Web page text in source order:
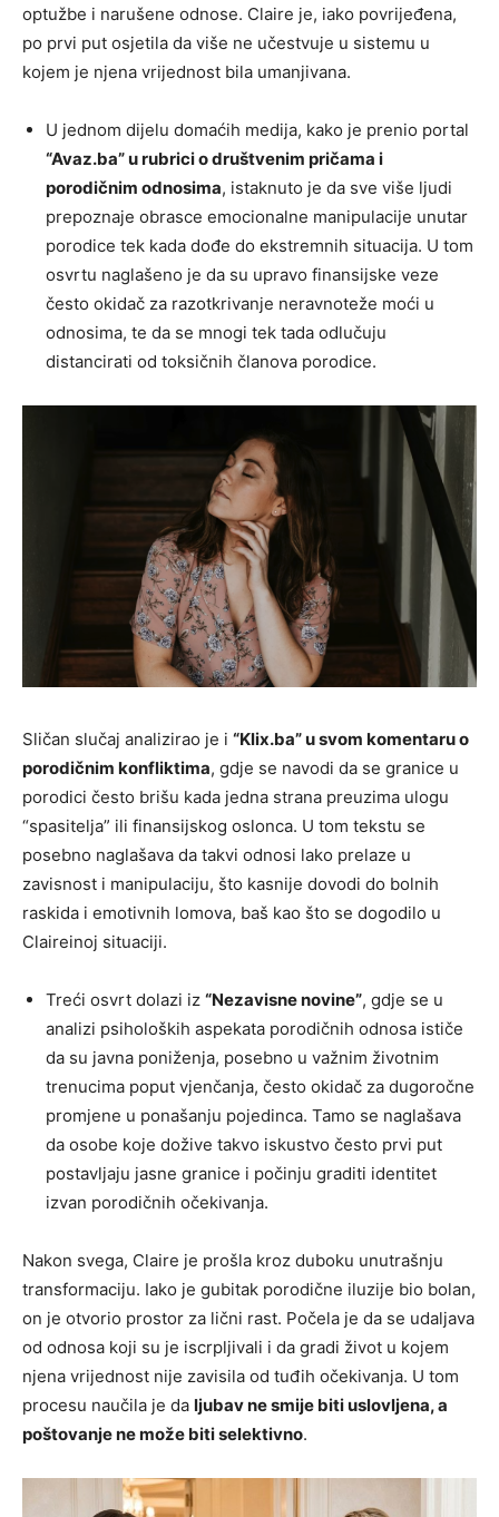
optužbe i narušene odnose. Claire je, iako povrijeđena,
po prvi put osjetila da više ne učestvuje u sistemu u
kojem je njena vrijednost bila umanjivana.
U jednom dijelu domaćih medija, kako je prenio portal
“Avaz.ba” u rubrici o društvenim pričama i
porodičnim odnosima, istaknuto je da sve više ljudi
prepoznaje obrasce emocionalne manipulacije unutar
porodice tek kada dođe do ekstremnih situacija. U tom
osvrtu naglašeno je da su upravo finansijske veze
često okidač za razotkrivanje neravnoteže moći u
odnosima, te da se mnogi tek tada odlučuju
distancirati od toksičnih članova porodice.
Sličan slučaj analizirao je i “Klix.ba” u svom komentaru o
porodičnim konfliktima, gdje se navodi da se granice u
porodici često brišu kada jedna strana preuzima ulogu
“spasitelja” ili finansijskog oslonca. U tom tekstu se
posebno naglašava da takvi odnosi lako prelaze u
zavisnost i manipulaciju, što kasnije dovodi do bolnih
raskida i emotivnih lomova, baš kao što se dogodilo u
Claireinoj situaciji.
Treći osvrt dolazi iz “Nezavisne novine”, gdje se u
analizi psiholoških aspekata porodičnih odnosa ističe
da su javna poniženja, posebno u važnim životnim
trenucima poput vjenčanja, često okidač za dugoročne
promjene u ponašanju pojedinca. Tamo se naglašava
da osobe koje dožive takvo iskustvo često prvi put
postavljaju jasne granice i počinju graditi identitet
izvan porodičnih očekivanja.
Nakon svega, Claire je prošla kroz duboku unutrašnju
transformaciju. Iako je gubitak porodične iluzije bio bolan,
on je otvorio prostor za lični rast. Počela je da se udaljava
od odnosa koji su je iscrpljivali i da gradi život u kojem
njena vrijednost nije zavisila od tuđih očekivanja. U tom
procesu naučila je da ljubav ne smije biti uslovljena, a
poštovanje ne može biti selektivno.